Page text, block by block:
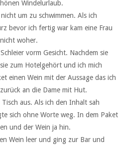
Windelurlaub.
um zu schwimmen. Als ich
bevor ich fertig war kam eine Frau
woher.
vorm Gesicht. Nachdem sie
zum Hotelgehört und ich mich
einen Wein mit der Aussage das ich
an die Dame mit Hut.
aus. Als ich den Inhalt sah
sich ohne Worte weg. In dem Paket
und der Wein ja hin.
Wein leer und ging zur Bar und